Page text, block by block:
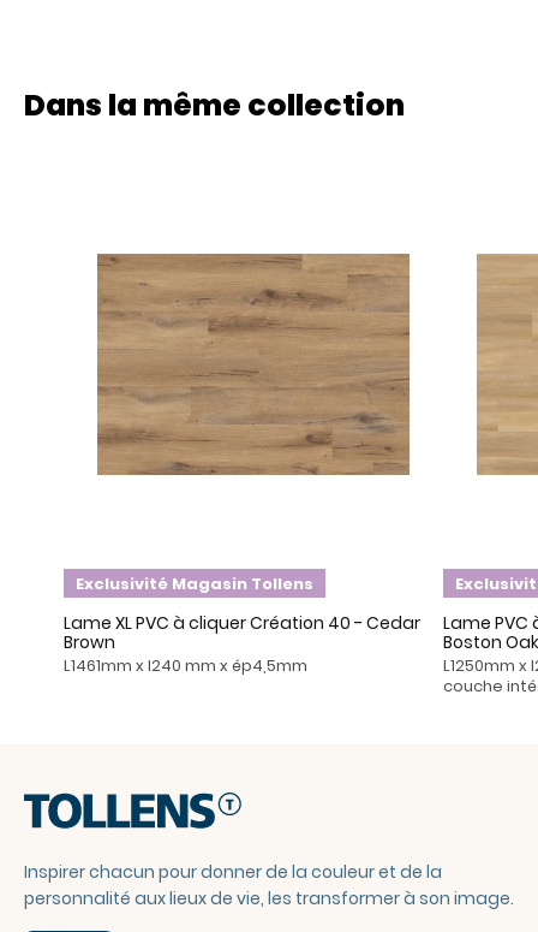
Dans la même collection
Exclusivité Magasin Tollens
Lame XL PVC à cliquer Création 40 - Cedar
Brown
L1461mm x l240 mm x ép4,5mm
Lame
Boston
L1250mm x
couche
Inspirer chacun pour donner de la couleur et de la
personnalité aux lieux de vie, les transformer à son image.